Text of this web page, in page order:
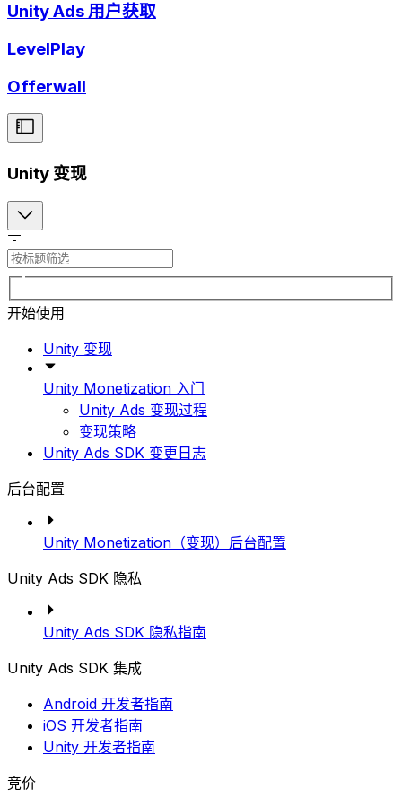
Unity Ads 用户获取
LevelPlay
Offerwall
Unity 变现
开始使用
Unity 变现
Unity Monetization 入门
Unity Ads 变现过程
变现策略
Unity Ads SDK 变更日志
后台配置
Unity Monetization（变现）后台配置
Unity Ads SDK 隐私
Unity Ads SDK 隐私指南
Unity Ads SDK 集成
Android 开发者指南
iOS 开发者指南
Unity 开发者指南
竞价